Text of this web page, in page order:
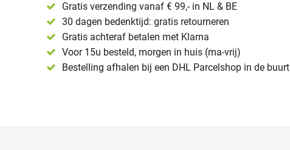
Gratis verzending vanaf € 99,- in NL & BE
30 dagen bedenktijd: gratis retourneren
Gratis achteraf betalen met Klarna
Voor 15u besteld, morgen in huis (ma-vrij)
Bestelling afhalen bij een DHL Parcelshop in de buurt